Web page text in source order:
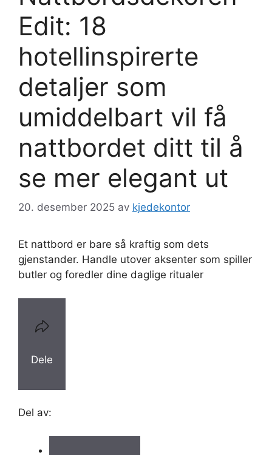
Edit: 18
hotellinspirerte
detaljer som
umiddelbart vil få
nattbordet ditt til å
se mer elegant ut
20. desember 2025 av kjedekontor
Et nattbord er bare så kraftig som dets
gjenstander. Handle utover aksenter som spiller
butler og foredler dine daglige ritualer
Dele
Del av: